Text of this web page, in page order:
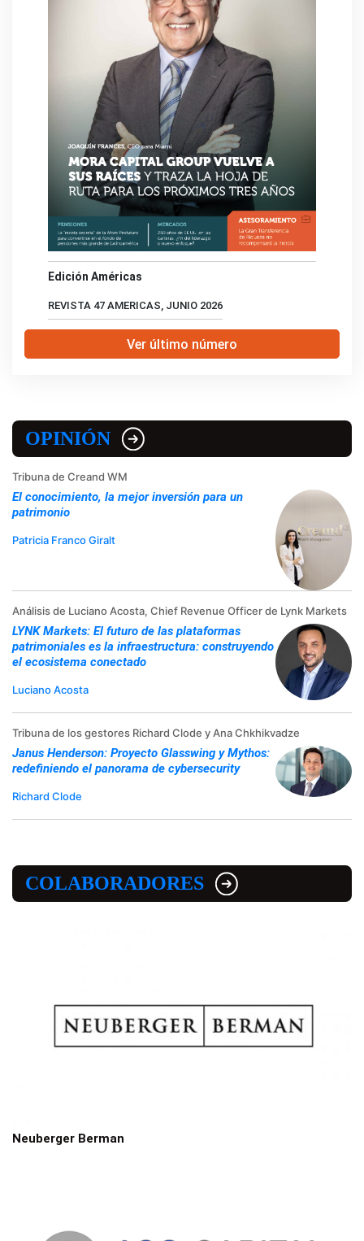
Edición Américas
REVISTA 47 AMERICAS, JUNIO 2026
Ver último número
OPINIÓN
Tribuna de Creand WM
El conocimiento, la mejor inversión para un
patrimonio
Patricia Franco Giralt
Análisis de Luciano Acosta, Chief Revenue Officer de Lynk Markets
LYNK Markets: El futuro de las plataformas
patrimoniales es la infraestructura: construyendo
el ecosistema conectado
Luciano Acosta
Tribuna de los gestores Richard Clode y Ana Chkhikvadze
Janus Henderson: Proyecto Glasswing y Mythos:
redefiniendo el panorama de cybersecurity
Richard Clode
COLABORADORES
Neuberger Berman